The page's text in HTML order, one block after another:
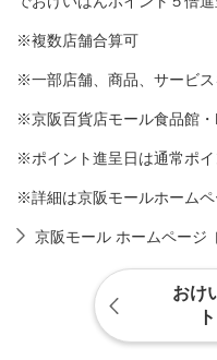
※複数店舗合算可
※一部店舗、商品、サービス
※京阪百貨店モール食品館・
※ポイント進呈日は通常ポ
※詳細は京阪モールホーム
京阪モール ホームページ
おけ